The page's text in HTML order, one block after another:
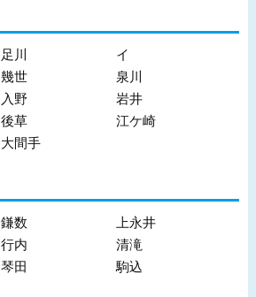
足川
イ
幾世
泉川
入野
岩井
後草
江ケ崎
大間手
鎌数
上永井
行内
清滝
琴田
駒込